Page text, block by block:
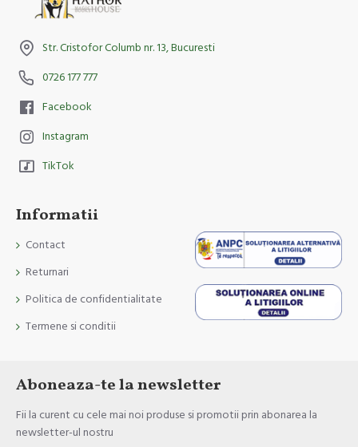
Str. Cristofor Columb nr. 13, Bucuresti
0726 177 777
Facebook
Instagram
TikTok
Informatii
Contact
Returnari
Politica de confidentialitate
Termene si conditii
Aboneaza-te la newsletter
Fii la curent cu cele mai noi produse si promotii prin abonarea la
newsletter-ul nostru